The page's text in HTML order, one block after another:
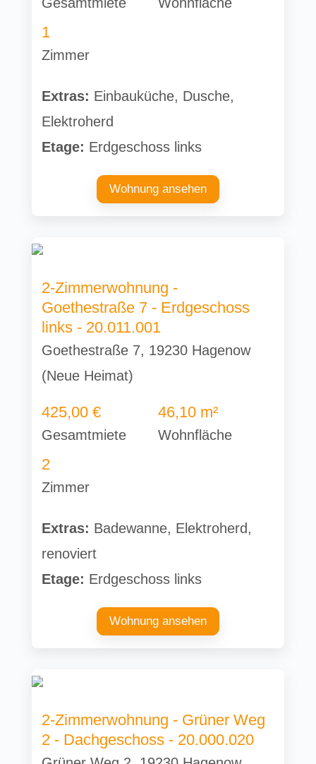
1
Zimmer
Extras: Einbauküche, Dusche,
Elektroherd
Etage: Erdgeschoss links
Wohnung ansehen
2-Zimmerwohnung -
Goethestraße 7 - Erdgeschoss
links - 20.011.001
Goethestraße 7, 19230 Hagenow
(Neue Heimat)
425,00 €
Gesamtmiete
46,10 m²
Wohnfläche
2
Zimmer
Extras: Badewanne, Elektroherd,
renoviert
Etage: Erdgeschoss links
Wohnung ansehen
2-Zimmerwohnung - Grüner Weg
2 - Dachgeschoss - 20.000.020